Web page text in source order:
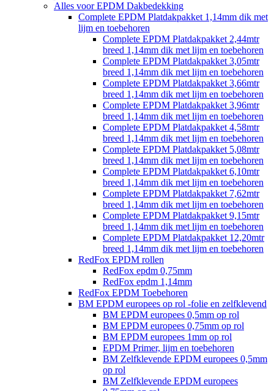
Alles voor EPDM Dakbedekking
Complete EPDM Platdakpakket 1,14mm dik met
lijm en toebehoren
Complete EPDM Platdakpakket 2,44mtr
breed 1,14mm dik met lijm en toebehoren
Complete EPDM Platdakpakket 3,05mtr
breed 1,14mm dik met lijm en toebehoren
Complete EPDM Platdakpakket 3,66mtr
breed 1,14mm dik met lijm en toebehoren
Complete EPDM Platdakpakket 3,96mtr
breed 1,14mm dik met lijm en toebehoren
Complete EPDM Platdakpakket 4,58mtr
breed 1,14mm dik met lijm en toebehoren
Complete EPDM Platdakpakket 5,08mtr
breed 1,14mm dik met lijm en toebehoren
Complete EPDM Platdakpakket 6,10mtr
breed 1,14mm dik met lijm en toebehoren
Complete EPDM Platdakpakket 7,62mtr
breed 1,14mm dik met lijm en toebehoren
Complete EPDM Platdakpakket 9,15mtr
breed 1,14mm dik met lijm en toebehoren
Complete EPDM Platdakpakket 12,20mtr
breed 1,14mm dik met lijm en toebehoren
RedFox EPDM rollen
RedFox epdm 0,75mm
RedFox epdm 1,14mm
RedFox EPDM Toebehoren
BM EPDM europees op rol -folie en zelfklevend
BM EPDM europees 0,5mm op rol
BM EPDM europees 0,75mm op rol
BM EPDM europees 1mm op rol
EPDM Primer, lijm en toebehoren
BM Zelfklevende EPDM europees 0,5mm
op rol
BM Zelfklevende EPDM europees